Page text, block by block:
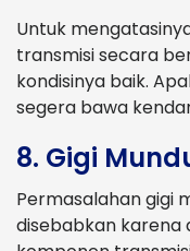
Untuk
transmisi secara
kondisinya baik.
segera bawa
8. Gigi
Permasalahan gigi
disebabkan karena